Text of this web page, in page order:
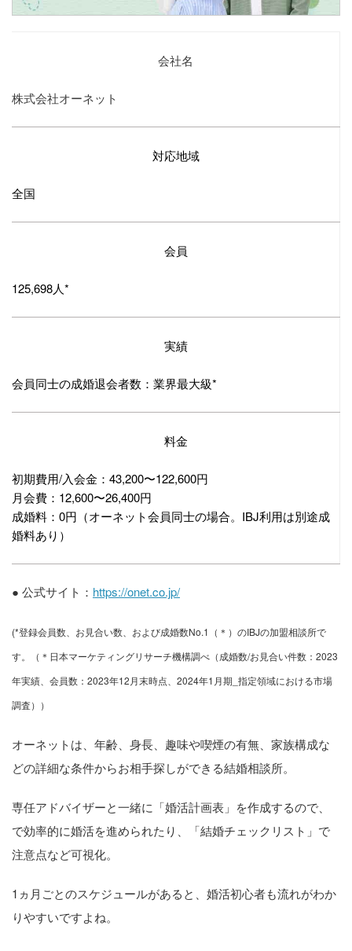
会社名
株式会社オーネット
対応地域
全国
会員
125,698人*
実績
会員同士の成婚退会者数：業界最大級*
料金
初期費用/入会金：43,200〜122,600円
月会費：12,600〜26,400円
成婚料：0円（オーネット会員同士の場合。IBJ利用は別途成
婚料あり）
● 公式サイト： https://onet.co.jp/
(*登録会員数、お見合い数、および成婚数No.1（＊）のIBJの加盟相談所で
す。（＊日本マーケティングリサーチ機構調べ（成婚数/お見合い件数：2023
年実績、会員数：2023年12月末時点、2024年1月期_指定領域における市場
調査））
オーネットは、年齢、身長、趣味や喫煙の有無、家族構成な
どの詳細な条件からお相手探しができる結婚相談所。
専任アドバイザーと一緒に「婚活計画表」を作成するので、
で効率的に婚活を進められたり、「結婚チェックリスト」で
注意点など可視化。
1ヵ月ごとのスケジュールがあると、婚活初心者も流れがわか
りやすいですよね。